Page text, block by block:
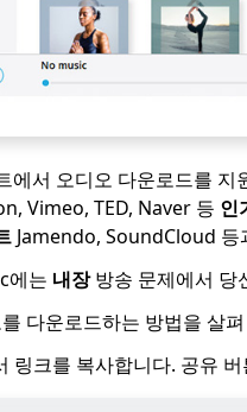
에서 오디오 다운로드를 지
Vimeo, TED, Naver 등 인
Jamendo, SoundCloud 등
에는 내장방송 문제에서 당
다운로드하는 방법을 살
링크를 복사합니다. 공유